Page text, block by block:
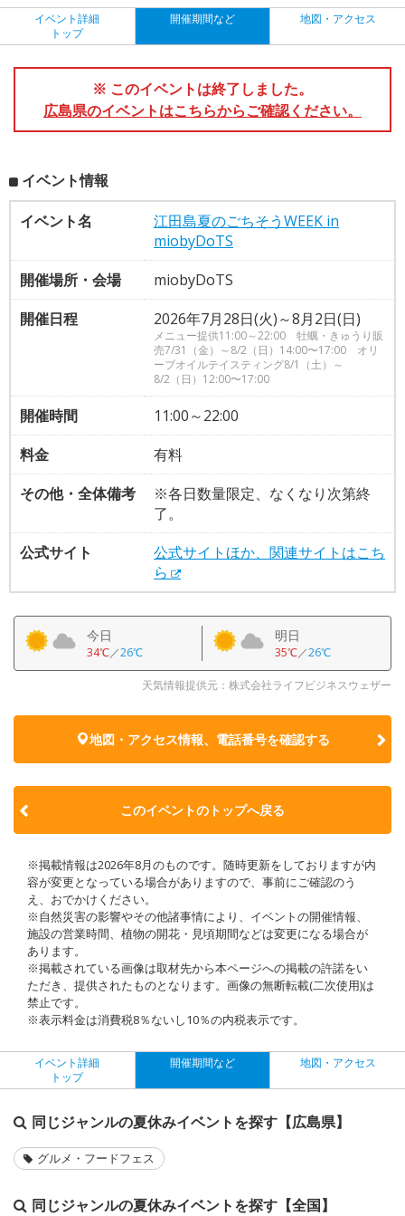
イベント詳細
トップ
開催期間など 地図・アクセス
※ このイベントは終了しました。
広島県のイベントはこちらからご確認ください。
イベント情報
イベント名
江田島夏のごちそうWEEK in
miobyDoTS
開催場所・会場
miobyDoTS
開催日程
2026年7月28日(火)～8月2日(日)
メニュー提供11:00～22:00 牡蠣・きゅうり販
売7/31（金）～8/2（日）14:00〜17:00 オリ
ーブオイルテイスティング8/1（土）～
8/2（日）12:00〜17:00
開催時間
11:00～22:00
料金
有料
その他・全体備考
※各日数量限定、なくなり次第終
了。
公式サイト
公式サイトほか、関連サイトはこち
ら
今日
34℃／26℃
明日
35℃／26℃
天気情報提供元：株式会社ライフビジネスウェザー
地図・アクセス情報、電話番号を確認する
このイベントのトップへ戻る
※掲載情報は2026年8月のものです。随時更新をしておりますが内
容が変更となっている場合がありますので、事前にご確認のう
え、おでかけください。
※自然災害の影響やその他諸事情により、イベントの開催情報、
施設の営業時間、植物の開花・見頃期間などは変更になる場合が
あります。
※掲載されている画像は取材先から本ページへの掲載の許諾をい
ただき、提供されたものとなります。画像の無断転載(二次使用)は
禁止です。
※表示料金は消費税8％ないし10％の内税表示です。
イベント詳細
トップ
開催期間など 地図・アクセス
同じジャンルの夏休みイベントを探す【広島県】
グルメ・フードフェス
同じジャンルの夏休みイベントを探す【全国】